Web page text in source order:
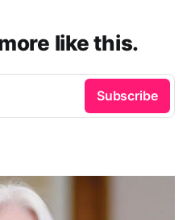
like this.
Subscribe